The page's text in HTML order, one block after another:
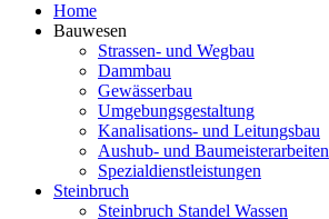
Home
Bauwesen
Strassen- und Wegbau
Dammbau
Gewässerbau
Umgebungsgestaltung
Kanalisations- und Leitungsbau
Aushub- und Baumeisterarbeiten
Spezialdienstleistungen
Steinbruch
Steinbruch Standel Wassen